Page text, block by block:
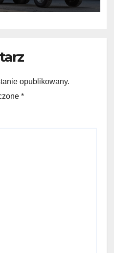
opublikowany.
*